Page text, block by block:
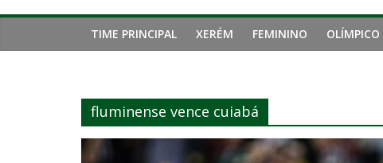
TIME PRINCIPAL XERÉM FEMININO OLÍMPICO
fluminense vence cuiabá